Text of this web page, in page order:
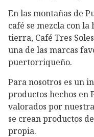
En las montañas de
café se mezcla con
tierra, Café Tres
una de las marcas
puertorriqueño.
Para nosotros es un
productos hechos en
valorados por
se crean productos
propia.